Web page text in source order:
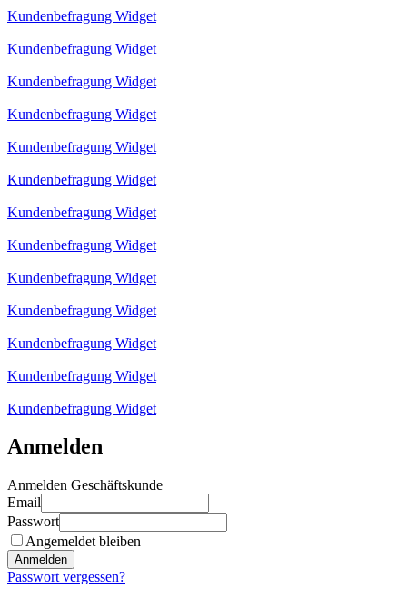
Kundenbefragung Widget
Kundenbefragung Widget
Kundenbefragung Widget
Kundenbefragung Widget
Kundenbefragung Widget
Kundenbefragung Widget
Kundenbefragung Widget
Kundenbefragung Widget
Kundenbefragung Widget
Kundenbefragung Widget
Kundenbefragung Widget
Kundenbefragung Widget
Kundenbefragung Widget
Anmelden
Anmelden Geschäftskunde
Email
Passwort
Angemeldet bleiben
Anmelden
Passwort vergessen?